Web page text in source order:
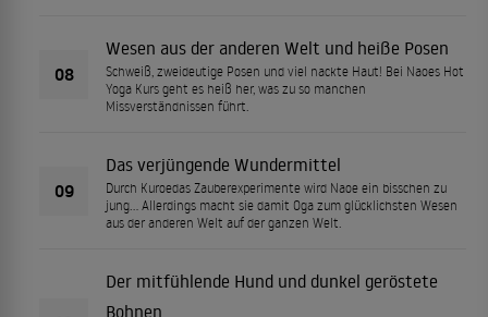
08
Wesen aus der anderen Welt und heiße Posen
Schweiß, zweideutige Posen und viel nackte Haut! Bei Naoes Hot
Yoga Kurs geht es heiß her, was zu so manchen
Missverständnissen führt.
09
Das verjüngende Wundermittel
Durch Kuroedas Zauberexperimente wird Naoe ein bisschen zu
jung… Allerdings macht sie damit Oga zum glücklichsten Wesen
aus der anderen Welt auf der ganzen Welt.
Der mitfühlende Hund und dunkel geröstete
Bohnen